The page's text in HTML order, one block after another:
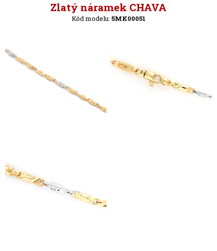
Zlatý náramek CHAVA
Kód modelu: 5MK00051